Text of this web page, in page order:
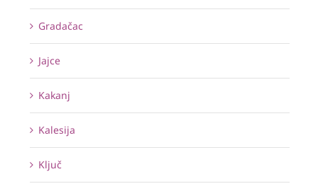
Gradačac
Jajce
Kakanj
Kalesija
Ključ